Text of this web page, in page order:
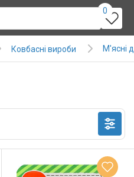
0
Ковбасні вироби М'ясні